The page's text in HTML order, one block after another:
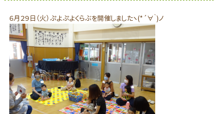
６月２９日（火）ぷよぷよくらぶを開催しましたヽ(*´∀｀)ノ